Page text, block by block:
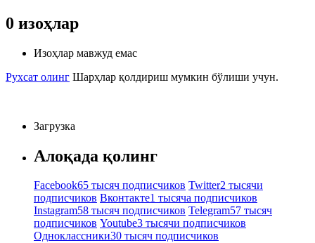
0 изоҳлар
Изоҳлар мавжуд емас
Рухсат олинг Шарҳлар қолдириш мумкин бўлиши учун.
Загрузка
Алоқада қолинг
Facebook65 тысяч подписчиков Twitter2 тысячи
подписчиков Вконтакте1 тысяча подписчиков
Instagram58 тысяч подписчиков Telegram57 тысяч
подписчиков Youtube3 тысячи подписчиков
Одноклассники30 тысяч подписчиков